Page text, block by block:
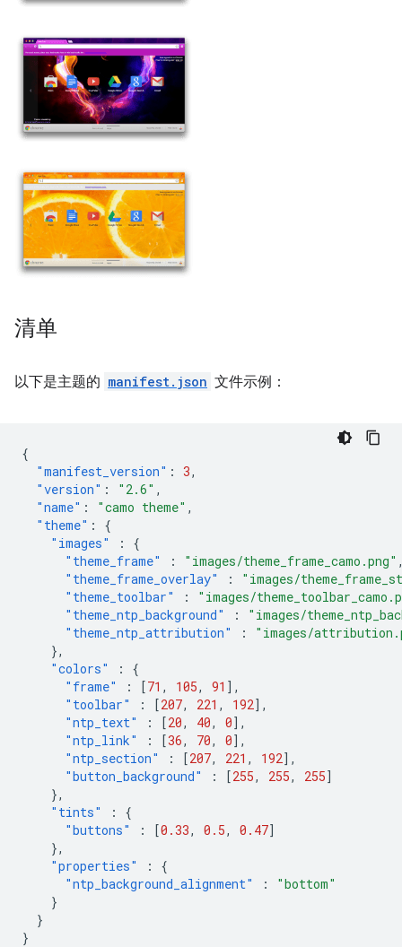
清单
以下是主题的 manifest.json 文件示例：
{
"manifest_version" : 3,
"version" : "2.6" ,
"name" : "camo theme" ,
"theme" :
{
"images"
:
{
"theme_frame"
: "images/theme_frame_camo.png"
"theme_frame_overlay"
:
"images/
"theme_toolbar"
:
"images/
"theme_ntp_background"
:
"images/
"theme_ntp_attribution"
:
"images/
},
"colors"
:
{
"frame"
: [71 , 105, 91 ],
"toolbar"
: [207, 221 , 192],
"ntp_text"
: [20, 40, 0],
"ntp_link"
: [36, 70, 0],
"ntp_section"
: [207, 221 , 192],
"button_background"
: [255, 255, 255]
},
"tints"
:
{
"buttons"
: [0.33, 0.5, 0.47]
},
"properties"
:
{
"ntp_background_alignment"
:
"bottom"
}
}
}